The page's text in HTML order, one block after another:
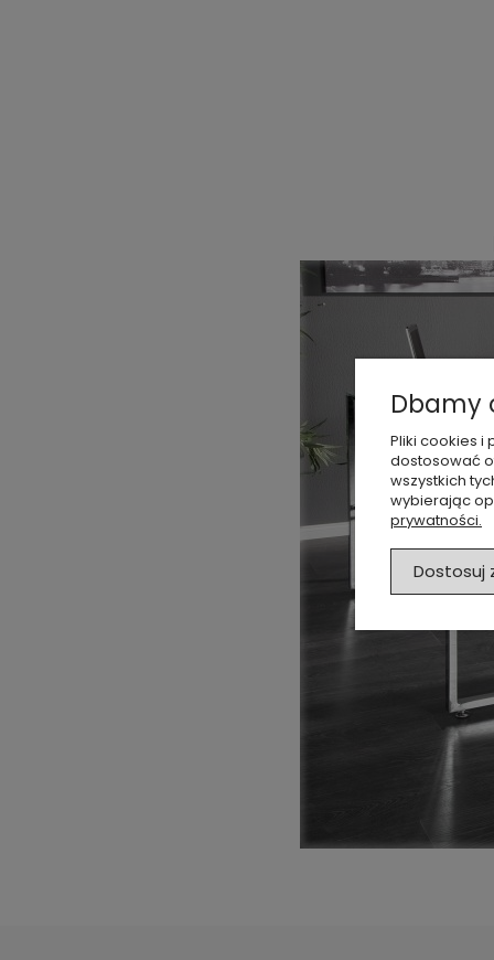
Dbamy
Pliki cookies i
dostosować
wszystkich
wybierając
prywatności.
Dostosuj